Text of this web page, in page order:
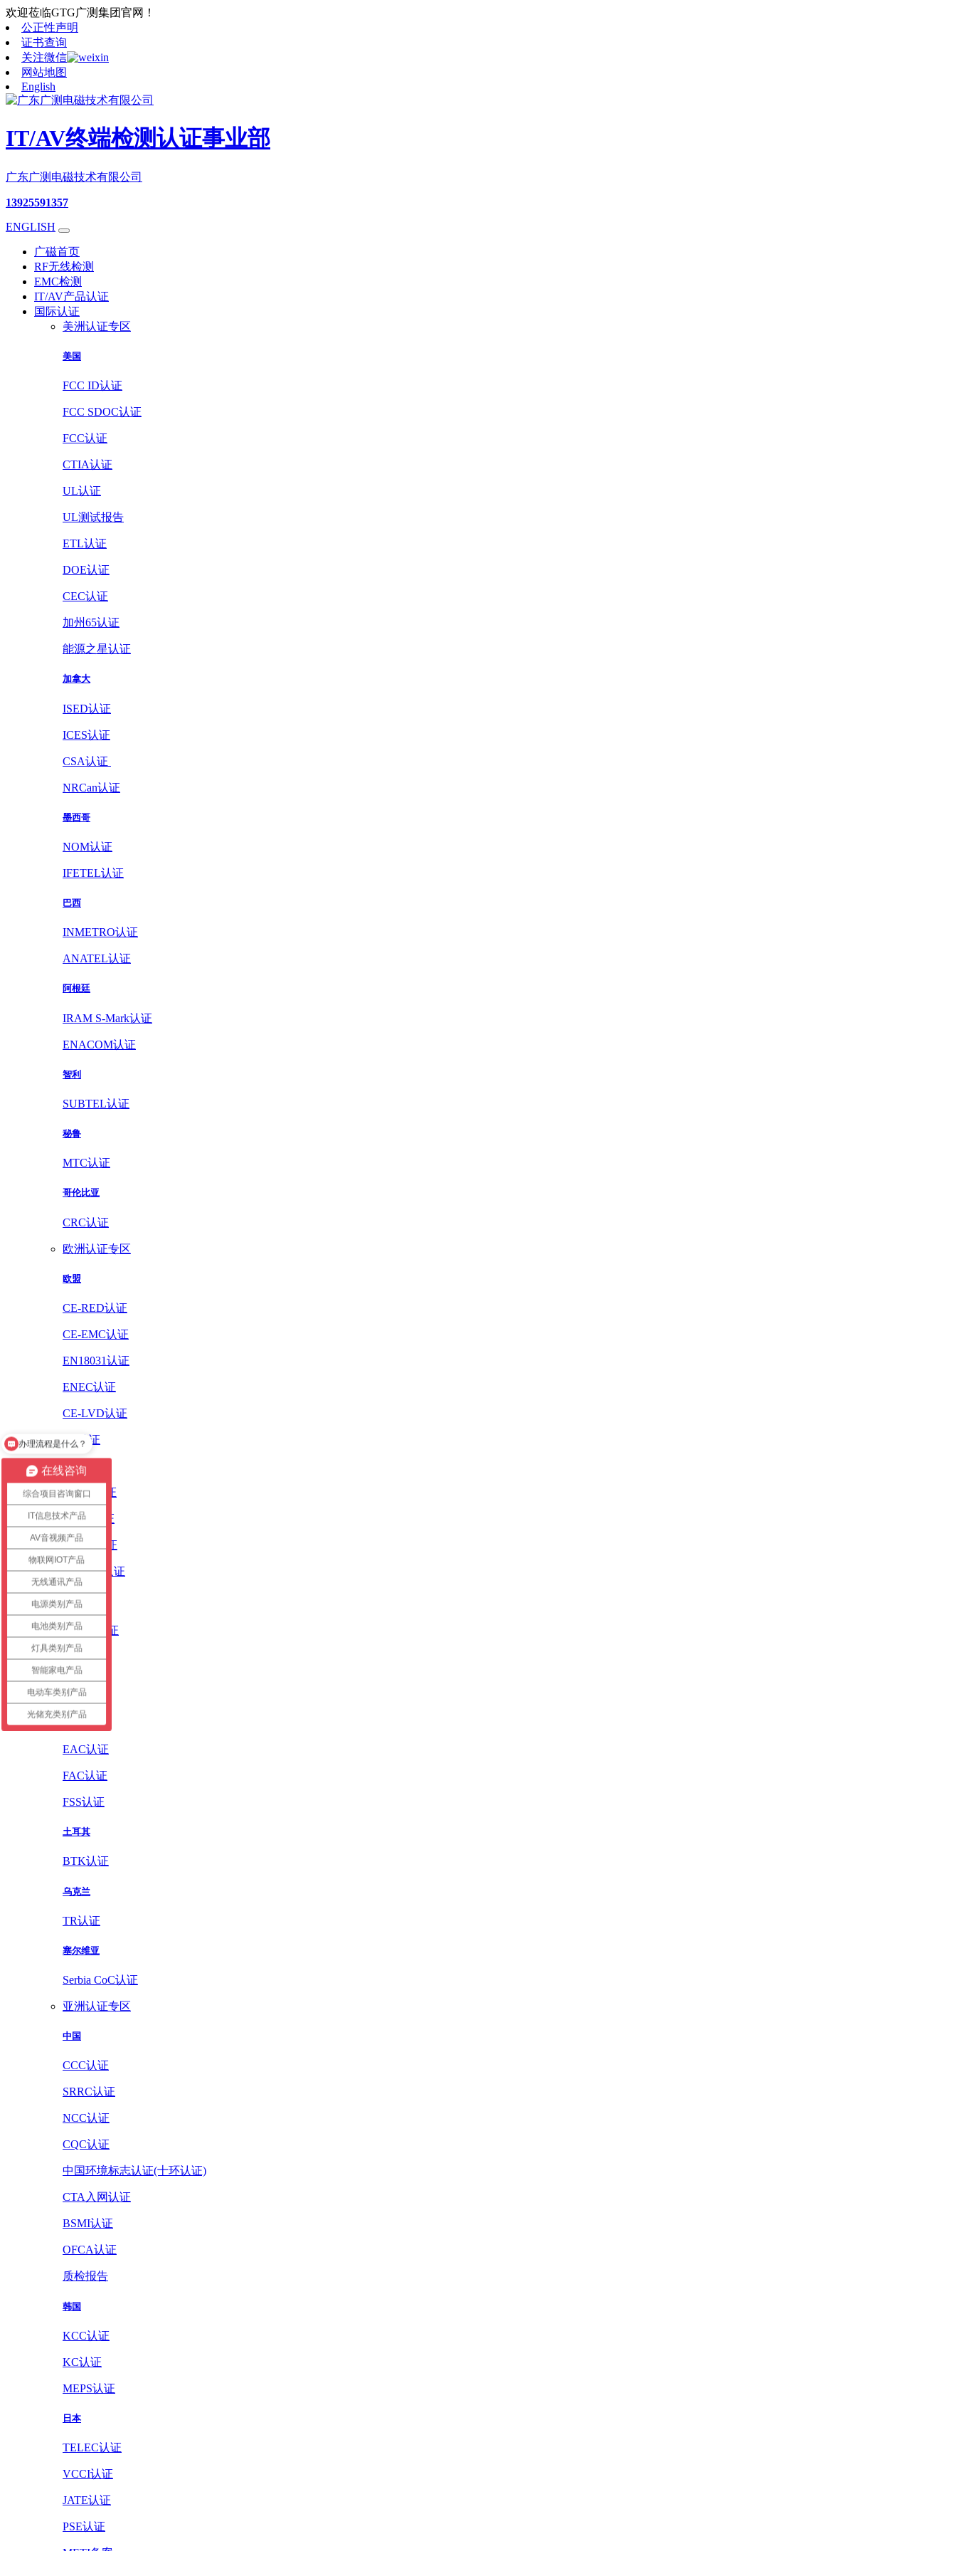
欢迎莅临GTG广测集团官网！
公正性声明
证书查询
关注微信
网站地图
English
IT/AV终端检测认证事业部
广东广测电磁技术有限公司
13925591357
ENGLISH
广磁首页
RF无线检测
EMC检测
IT/AV产品认证
国际认证
美洲认证专区
美国
FCC ID认证
FCC SDOC认证
FCC认证
CTIA认证
UL认证
UL测试报告
ETL认证
DOE认证
CEC认证
加州65认证
能源之星认证
加拿大
ISED认证
ICES认证
CSA认证
NRCan认证
墨西哥
NOM认证
IFETEL认证
巴西
INMETRO认证
ANATEL认证
阿根廷
IRAM S-Mark认证
ENACOM认证
智利
SUBTEL认证
秘鲁
MTC认证
哥伦比亚
CRC认证
欧洲认证专区
欧盟
CE-RED认证
CE-EMC认证
EN18031认证
ENEC认证
CE-LVD认证
CE认证
ErP认证
ROHS认证
PAHS认证
WEEE认证
REACH认证
英国
UKCA认证
德国
GS认证
俄罗斯
EAC认证
FAC认证
FSS认证
土耳其
BTK认证
乌克兰
TR认证
塞尔维亚
Serbia CoC认证
亚洲认证专区
中国
CCC认证
SRRC认证
NCC认证
CQC认证
中国环境标志认证(十环认证)
CTA入网认证
BSMI认证
OFCA认证
质检报告
韩国
KCC认证
KC认证
MEPS认证
日本
TELEC认证
VCCI认证
JATE认证
PSE认证
在线咨询
综合项目咨询窗口
IT信息技术产品
AV音视频产品
物联网IOT产品
无线通讯产品
电源类别产品
电池类别产品
灯具类别产品
智能家电产品
电动车类别产品
光储充类别产品
办理流程是什么？